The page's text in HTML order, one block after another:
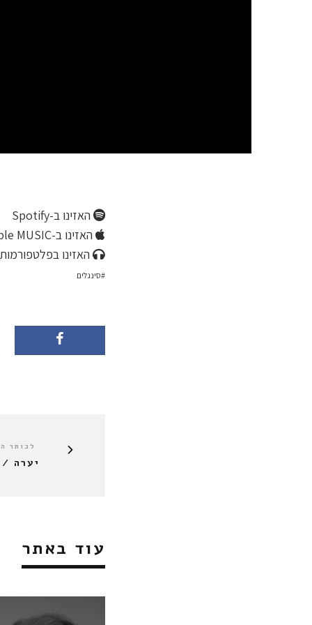
האזינו ב-Spotify
האזינו ב-Apple MUSIC
האזינו
סינגלים
לכותר
יערה /
עוד באתר